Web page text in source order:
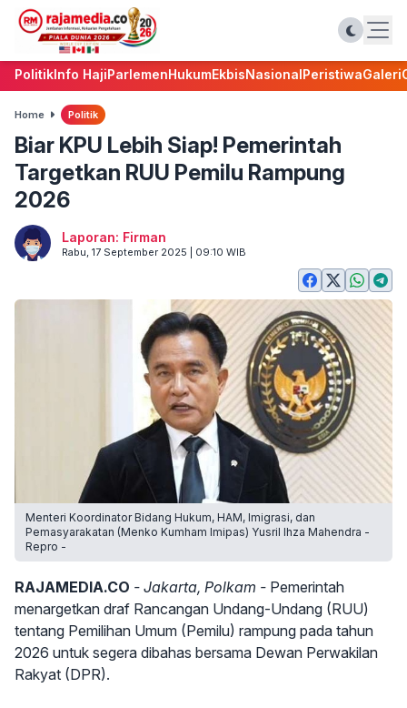
PolitikInfo HajiParlemenHukumEkbisNasionalPeristiwaGaleri
Home Politik
Biar KPU Lebih Siap! Pemerintah
Targetkan RUU Pemilu Rampung
2026
Laporan: Firman
Rabu, 17 September 2025 | 09:10 WIB
Menteri Koordinator Bidang Hukum, HAM, Imigrasi, dan
Pemasyarakatan (Menko Kumham Imipas) Yusril Ihza Mahendra -
Repro -
RAJAMEDIA.CO - Jakarta, Polkam - Pemerintah
menargetkan draf Rancangan Undang-Undang (RUU)
tentang Pemilihan Umum (Pemilu) rampung pada tahun
2026 untuk segera dibahas bersama Dewan Perwakilan
Rakyat (DPR).